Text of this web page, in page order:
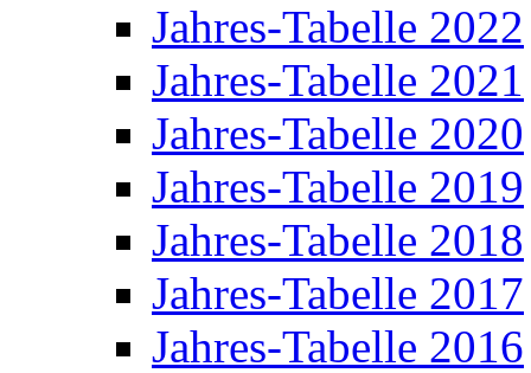
Jahres-Tabelle 2022
Jahres-Tabelle 2021
Jahres-Tabelle 2020
Jahres-Tabelle 2019
Jahres-Tabelle 2018
Jahres-Tabelle 2017
Jahres-Tabelle 2016